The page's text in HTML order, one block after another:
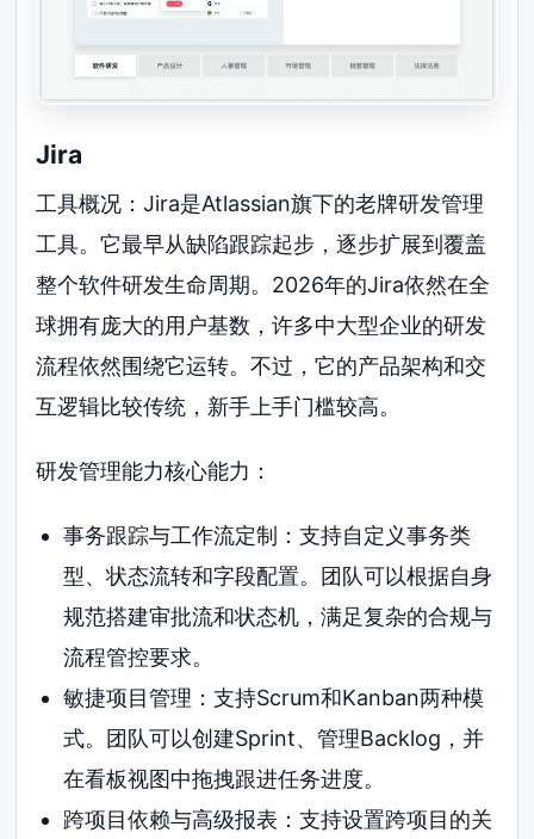
Jira
工具概况：Jira是Atlassian旗下的老牌研发管理
工具。它最早从缺陷跟踪起步，逐步扩展到覆盖
整个软件研发生命周期。2026年的Jira依然在全
球拥有庞大的用户基数，许多中大型企业的研发
流程依然围绕它运转。不过，它的产品架构和交
互逻辑比较传统，新手上手门槛较高。
研发管理能力核心能力：
事务跟踪与工作流定制：支持自定义事务类
型、状态流转和字段配置。团队可以根据自身
规范搭建审批流和状态机，满足复杂的合规与
流程管控要求。
敏捷项目管理：支持Scrum和Kanban两种模
式。团队可以创建Sprint、管理Backlog，并
在看板视图中拖拽跟进任务进度。
跨项目依赖与高级报表：支持设置跨项目的关